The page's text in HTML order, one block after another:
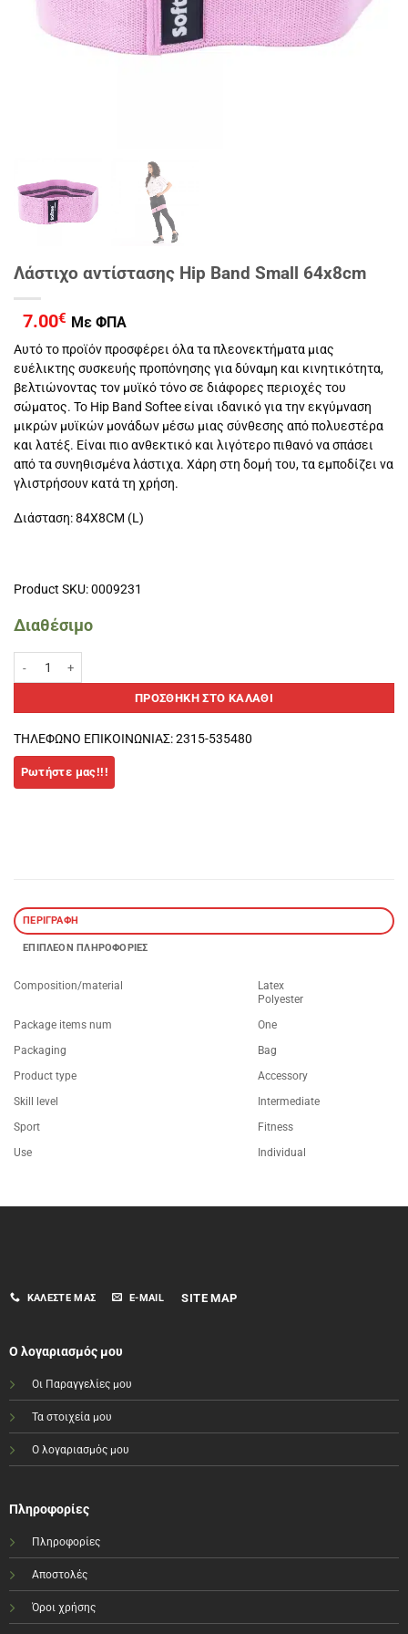
Λάστιχο αντίστασης Hip Band Small 64x8cm
7.00€ Με ΦΠΑ
Αυτό το προϊόν προσφέρει όλα τα πλεονεκτήματα μιας
ευέλικτης συσκευής προπόνησης για δύναμη και κινητικότητα,
βελτιώνοντας τον μυϊκό τόνο σε διάφορες περιοχές του
σώματος. Το Hip Band Softee είναι ιδανικό για την εκγύμναση
μικρών μυϊκών μονάδων μέσω μιας σύνθεσης από πολυεστέρα
και λατέξ. Είναι πιο ανθεκτικό και λιγότερο πιθανό να σπάσει
από τα συνηθισμένα λάστιχα. Χάρη στη δομή του, τα εμποδίζει να
γλιστρήσουν κατά τη χρήση.
Διάσταση: 84X8CM (L)
Product SKU: 0009231
Διαθέσιμο
ΠΡΟΣΘΉΚΗ ΣΤΟ ΚΑΛΆΘΙ
ΤΗΛΕΦΩΝΟ ΕΠΙΚΟΙΝΩΝΙΑΣ: 2315-535480
ΠΕΡΙΓΡΑΦΉ
ΕΠΙΠΛΈΟΝ ΠΛΗΡΟΦΟΡΊΕΣ
Composition/material
Latex
Polyester
Package items num
One
Packaging
Bag
Product type
Accessory
Skill level
Intermediate
Sport
Fitness
Use
Individual
ΚΑΛΈΣΤΕ ΜΑΣ E-MAIL SITE MAP
Ο λογαριασμός μου
Οι Παραγγελίες μου
Τα στοιχεία μου
Ο λογαριασμός μου
Πληροφορίες
Πληροφορίες
Αποστολές
Όροι χρήσης